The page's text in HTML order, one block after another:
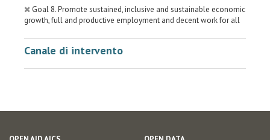
Goal 8. Promote sustained, inclusive and sustainable economic
growth, full and productive employment and decent work for all
Canale di intervento